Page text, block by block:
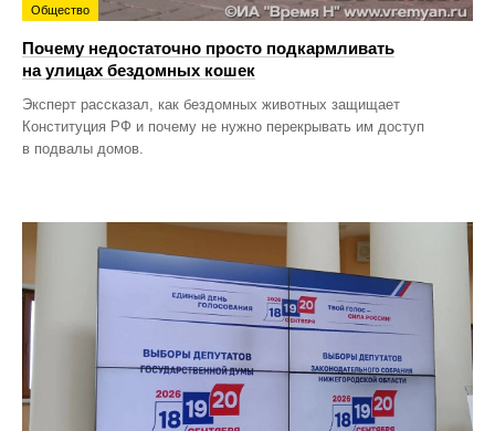
Общество
Почему недостаточно просто подкармливать
на улицах бездомных кошек
Эксперт рассказал, как бездомных животных защищает
Конституция РФ и почему не нужно перекрывать им доступ
в подвалы домов.